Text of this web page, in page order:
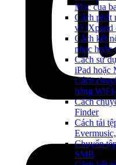
Mac cua
Cách phát
và iXpand
Cách kết
nhạc hoặc
Cách sử
iPad hoặc
Cách
bằng
Cách
Finder
Cách tải
Chuyển
SMB